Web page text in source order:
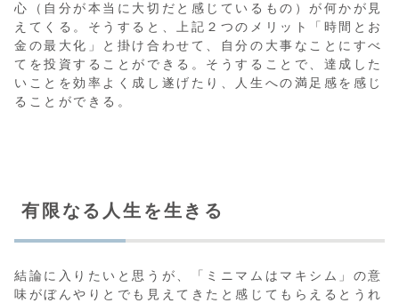
心（自分が本当に大切だと感じているもの）が何かが見
えてくる。そうすると、上記２つのメリット「時間とお
金の最大化」と掛け合わせて、自分の大事なことにすべ
てを投資することができる。そうすることで、達成した
いことを効率よく成し遂げたり、人生への満足感を感じ
ることができる。
有限なる人生を生きる
結論に入りたいと思うが、「ミニマムはマキシム」の意
味がぼんやりとでも見えてきたと感じてもらえるとうれ